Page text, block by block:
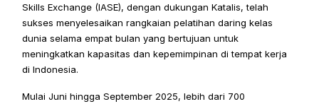
Skills Exchange (IASE), dengan dukungan Katalis, telah
sukses menyelesaikan rangkaian pelatihan daring kelas
dunia selama empat bulan yang bertujuan untuk
meningkatkan kapasitas dan kepemimpinan di tempat kerja
di Indonesia.
Mulai Juni hingga September 2025, lebih dari 700